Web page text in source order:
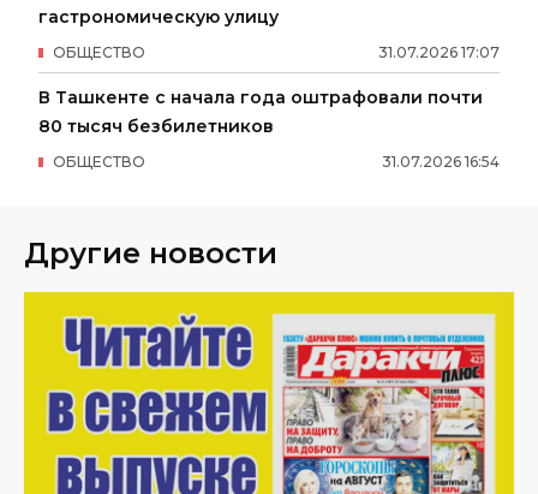
гастрономическую улицу
31.07.2026 17:07
ОБЩЕСТВО
В Ташкенте с начала года оштрафовали почти
80 тысяч безбилетников
31.07.2026 16:54
ОБЩЕСТВО
Другие новости